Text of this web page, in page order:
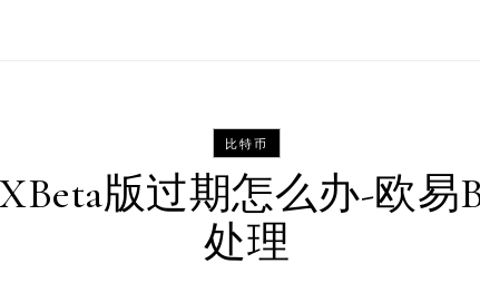
比特币
版过期怎么办-欧易
处理